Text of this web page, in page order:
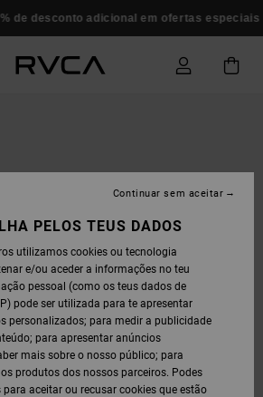
de desconto adicional em ofertas especiais
PELOS TEUS DADOS
utilizamos cookies ou tecnologia
e/ou aceder a informações no teu
pessoal (como os teus dados de
pode ser utilizada para te apresentar
personalizados; para medir a publicidade
para apresentar anúncios
mais sobre o nosso público; para
produtos dos nossos parceiros. Podes
aceitar ou recusar cookies que estão
Continuar sem aceitar